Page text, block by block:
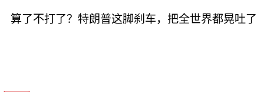
算了不打了？特朗普这脚刹车，把全世界都晃吐了